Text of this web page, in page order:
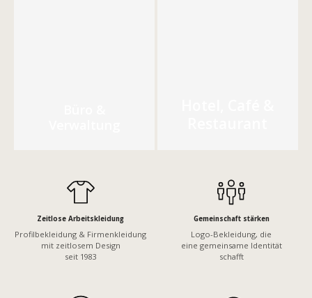
Zeitlose Arbeitskleidung
Profilbekleidung & Firmenkleidung
mit zeitlosem Design
seit 1983
Gemeinschaft stärken
Logo-Bekleidung, die
eine gemeinsame Identität
schafft